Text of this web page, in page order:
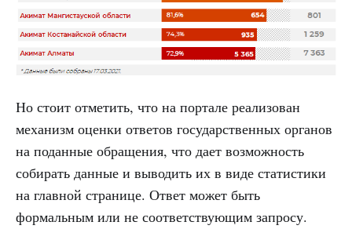
Но стоит отметить, что на портале реализован
механизм оценки ответов государственных органов
на поданные обращения, что дает возможность
собирать данные и выводить их в виде статистики
на главной странице. Ответ может быть
формальным или не соответствующим запросу.